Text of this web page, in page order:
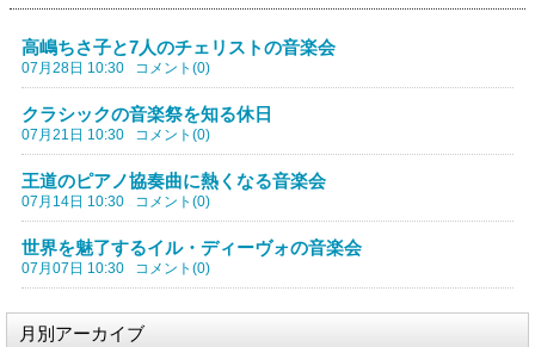
高嶋ちさ子と7人のチェリストの音楽会
07月28日 10:30 コメント(0)
クラシックの音楽祭を知る休日
07月21日 10:30 コメント(0)
王道のピアノ協奏曲に熱くなる音楽会
07月14日 10:30 コメント(0)
世界を魅了するイル・ディーヴォの音楽会
07月07日 10:30 コメント(0)
月別アーカイブ